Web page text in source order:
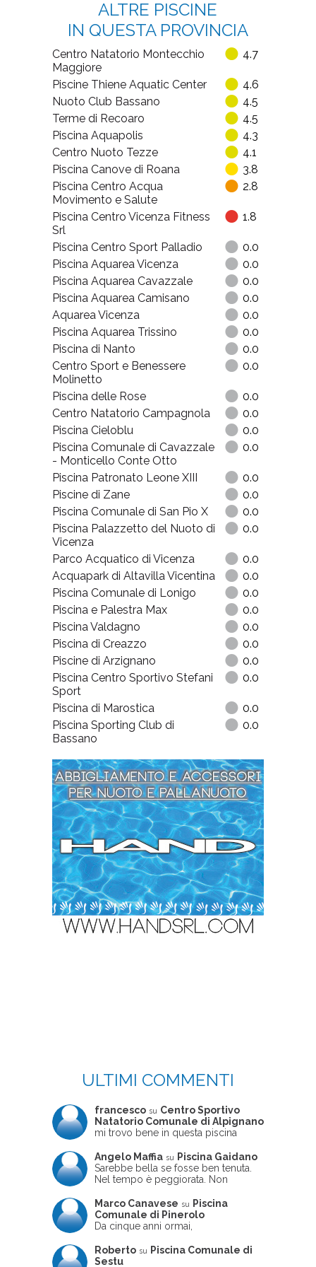
ALTRE PISCINE
IN QUESTA PROVINCIA
Centro Natatorio Montecchio
Maggiore
4.7
Piscine Thiene Aquatic Center
4.6
Nuoto Club Bassano
4.5
Terme di Recoaro
4.5
Piscina Aquapolis
4.3
Centro Nuoto Tezze
4.1
Piscina Canove di Roana
3.8
Piscina Centro Acqua
Movimento e Salute
2.8
Piscina Centro Vicenza Fitness
Srl
1.8
Piscina Centro Sport Palladio
0.0
Piscina Aquarea Vicenza
0.0
Piscina Aquarea Cavazzale
0.0
Piscina Aquarea Camisano
0.0
Aquarea Vicenza
0.0
Piscina Aquarea Trissino
0.0
Piscina di Nanto
0.0
Centro Sport e Benessere
Molinetto
0.0
Piscina delle Rose
0.0
Centro Natatorio Campagnola
0.0
Piscina Cieloblu
0.0
Piscina Comunale di Cavazzale
- Monticello Conte Otto
0.0
Piscina Patronato Leone XIII
0.0
Piscine di Zane
0.0
Piscina Comunale di San Pio X
0.0
Piscina Palazzetto del Nuoto di
Vicenza
0.0
Parco Acquatico di Vicenza
0.0
Acquapark di Altavilla Vicentina
0.0
Piscina Comunale di Lonigo
0.0
Piscina e Palestra Max
0.0
Piscina Valdagno
0.0
Piscina di Creazzo
0.0
Piscine di Arzignano
0.0
Piscina Centro Sportivo Stefani
Sport
0.0
Piscina di Marostica
0.0
Piscina Sporting Club di
Bassano
0.0
ULTIMI COMMENTI
francesco su Centro Sportivo
Natatorio Comunale di Alpignano
mi trovo bene in questa piscina
Angelo Maffia su
Piscina Gaidano
Sarebbe bella se fosse ben tenuta.
Nel tempo è peggiorata. Non
ne usciva insieme a me non ha
ritrovato le sue scarpe! Peccato
perché potrebbe essere un'ottima
frequentata non magnificamente
Marco Canavese su
Piscina
Comunale di Pinerolo
Da cinque anni ormai,
pomeriggio trascorro cinque-sei ore
in questa magnifica piscina con i miei
Roberto su
Piscina Comunale di
Sestu